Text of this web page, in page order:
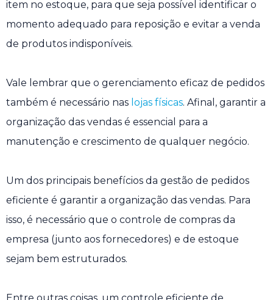
item no estoque, para que seja possível identificar o
momento adequado para reposição e evitar a venda
de produtos indisponíveis.
Vale lembrar que o gerenciamento eficaz de pedidos
também é necessário nas lojas físicas. Afinal, garantir a
organização das vendas é essencial para a
manutenção e crescimento de qualquer negócio.
Um dos principais benefícios da gestão de pedidos
eficiente é garantir a organização das vendas. Para
isso, é necessário que o controle de compras da
empresa (junto aos fornecedores) e de estoque
sejam bem estruturados.
Entre outras coisas, um controle eficiente de